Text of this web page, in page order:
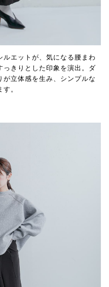
エットが、気になる腰まわ
っきりとした印象を演出。ダ
立体感を生み、シンプルな
。